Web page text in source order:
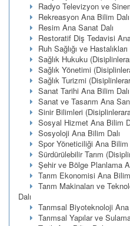
Radyo Televizyon ve
Rekreasyon Ana Bilim Dalı
Resim Ana Sanat Dalı
Restoratif Diş Tedavisi
Ruh Sağlığı ve
Sağlık Hukuku
Sağlık Yönetimi
Sağlık Turizmi
Sanat Tarihi Ana Bilim Dalı
Sanat ve Tasarım Ana
Sinir Bilimleri
Sosyal Hizmet Ana Bilim
Sosyoloji Ana Bilim Dalı
Spor Yöneticiliği Ana Bilim
Sürdürülebilir Tarım
Şehir ve Bölge Planlama
Tarım Ekonomisi Ana
Tarım Makinaları ve
Dalı
Tarımsal Biyoteknoloji
Tarımsal Yapılar ve